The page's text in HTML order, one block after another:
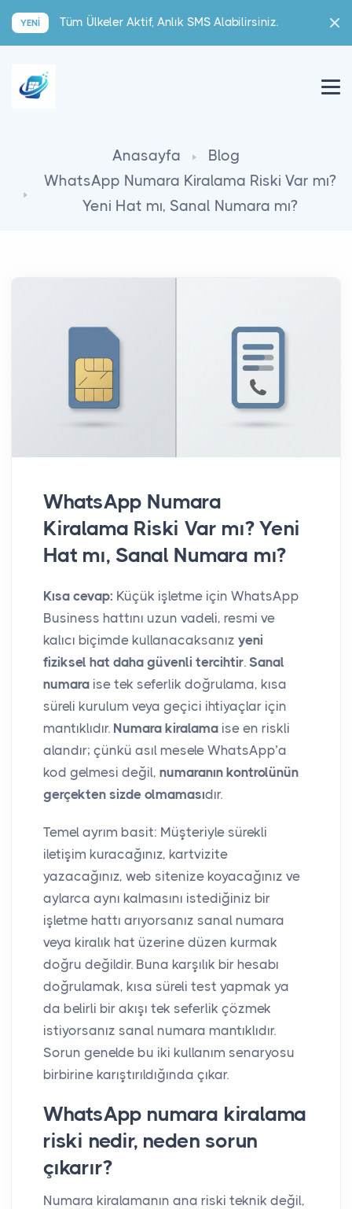
YENI Tüm Ülkeler Aktif, Anlık SMS Alabilirsiniz.
Anasayfa
Blog
WhatsApp Numara Kiralama Riski Var mı?
Yeni Hat mı, Sanal Numara mı?
WhatsApp Numara
Kiralama Riski Var mı? Yeni
Hat mı, Sanal Numara mı?
Kısa cevap: Küçük işletme için WhatsApp
Business hattını uzun vadeli, resmi ve
kalıcı biçimde kullanacaksanız yeni
fiziksel hat daha güvenli tercihtir. Sanal
numara ise tek seferlik doğrulama, kısa
süreli kurulum veya geçici ihtiyaçlar için
mantıklıdır. Numara kiralama ise en riskli
alandır; çünkü asıl mesele WhatsApp’a
kod gelmesi değil, numaranın kontrolünün
gerçekten sizde olmamasıdır.
Temel ayrım basit: Müşteriyle sürekli
iletişim kuracağınız, kartvizite
yazacağınız, web sitenize koyacağınız ve
aylarca aynı kalmasını istediğiniz bir
işletme hattı arıyorsanız sanal numara
veya kiralık hat üzerine düzen kurmak
doğru değildir. Buna karşılık bir hesabı
doğrulamak, kısa süreli test yapmak ya
da belirli bir akışı tek seferlik çözmek
istiyorsanız sanal numara mantıklıdır.
Sorun genelde bu iki kullanım senaryosu
birbirine karıştırıldığında çıkar.
WhatsApp numara kiralama
riski nedir, neden sorun
çıkarır?
Numara kiralamanın ana riski teknik değil,